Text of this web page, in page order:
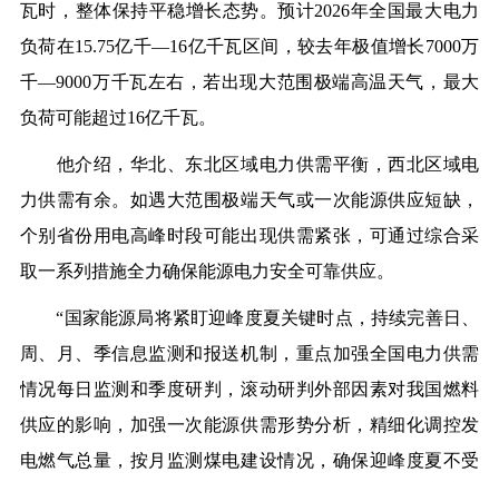
瓦时，整体保持平稳增长态势。预计2026年全国最大电力
负荷在15.75亿千—16亿千瓦区间，较去年极值增长7000万
千—9000万千瓦左右，若出现大范围极端高温天气，最大
负荷可能超过16亿千瓦。
他介绍，华北、东北区域电力供需平衡，西北区域电
力供需有余。如遇大范围极端天气或一次能源供应短缺，
个别省份用电高峰时段可能出现供需紧张，可通过综合采
取一系列措施全力确保能源电力安全可靠供应。
“国家能源局将紧盯迎峰度夏关键时点，持续完善日、
周、月、季信息监测和报送机制，重点加强全国电力供需
情况每日监测和季度研判，滚动研判外部因素对我国燃料
供应的影响，加强一次能源供需形势分析，精细化调控发
电燃气总量，按月监测煤电建设情况，确保迎峰度夏不受